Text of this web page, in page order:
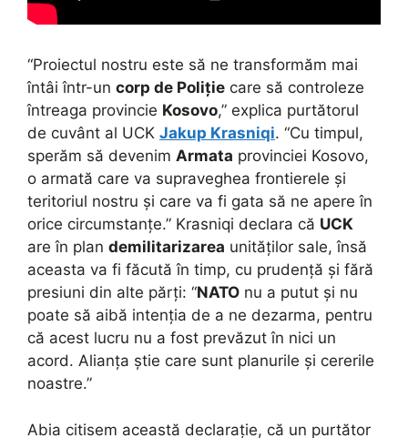
“Proiectul nostru este să ne transformăm mai
întâi într-un corp de Poliție care să controleze
întreaga provincie Kosovo,” explica purtătorul
de cuvânt al UCK Jakup Krasniqi. “Cu timpul,
sperăm să devenim Armata provinciei Kosovo,
o armată care va supraveghea frontierele și
teritoriul nostru și care va fi gata să ne apere în
orice circumstanțe.” Krasniqi declara că UCK
are în plan demilitarizarea unităților sale, însă
aceasta va fi făcută în timp, cu prudență și fără
presiuni din alte părți: “NATO nu a putut și nu
poate să aibă intenția de a ne dezarma, pentru
că acest lucru nu a fost prevăzut în nici un
acord. Alianța știe care sunt planurile și cererile
noastre.”
Abia citisem această declarație, că un purtător